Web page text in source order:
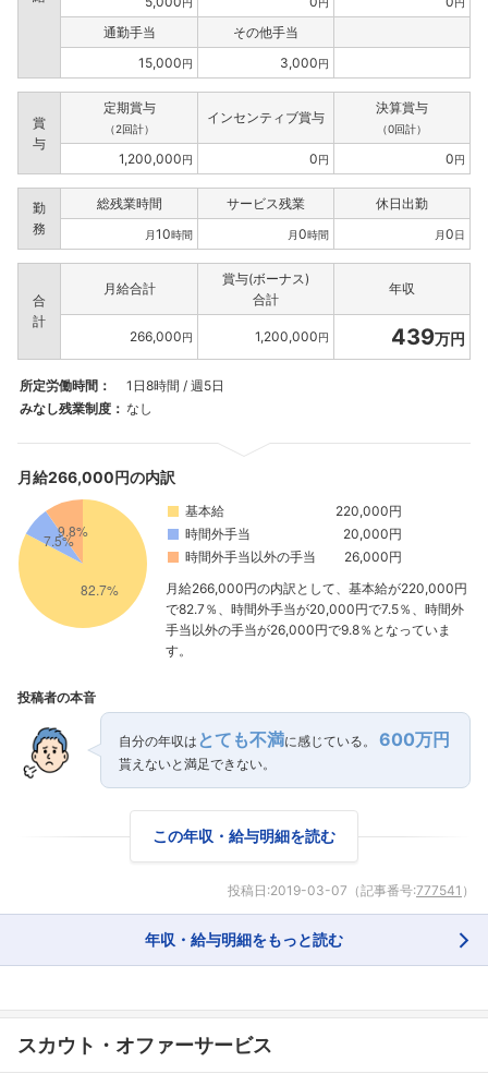
通勤手当
その他手当
15,000円 3,000円
賞
与
定期賞与
（2回計）
インセンティブ賞与
決算賞与
（0回計）
1,200,000円 0円 0円
勤
務
総残業時間 サービス残業 休日出勤
月10時間 月0時間 月0日
合
計
月給合計
賞与(ボーナス)
合計
年収
266,000円 1,200,000円 439万円
所定労働時間：
1日8時間 / 週5日
みなし残業制度： なし
月給266,000円の内訳
基本給
220,000円
時間外手当
20,000円
時間外手当以外の手当
26,000円
月給266,000円の内訳として、基本給が220,000円
で82.7％、時間外手当が20,000円で7.5％、時間外
手当以外の手当が26,000円で9.8％となっていま
す。
投稿者の本音
自分の年収は とても不満に感じている。 600万円
貰えないと満足できない。
この年収・給与明細を読む
投稿日:2019-03-07 （記事番号:777541 ）
年収・給与明細をもっと読む
スカウト・オファーサービス